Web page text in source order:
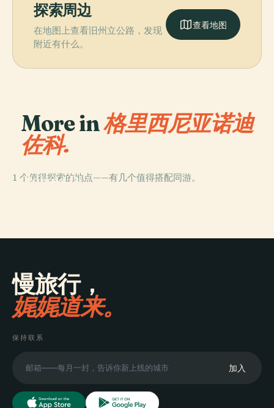
探索周边
在地图上查看旧州立公路，发现
附近有什么。
查看地图
More in格里西尼亚诺迪
佐科.
1 个值得探索的地点——有几个值得搭配同游。
Poiana Di
慢旅行，
娓娓道来。
保持联系
加入